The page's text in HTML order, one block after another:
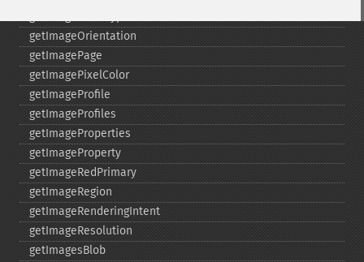
getImageOrientation
getImagePage
getImagePixelColor
getImageProfile
getImageProfiles
getImageProperties
getImageProperty
getImageRedPrimary
getImageRegion
getImageRenderingIntent
getImageResolution
getImagesBlob